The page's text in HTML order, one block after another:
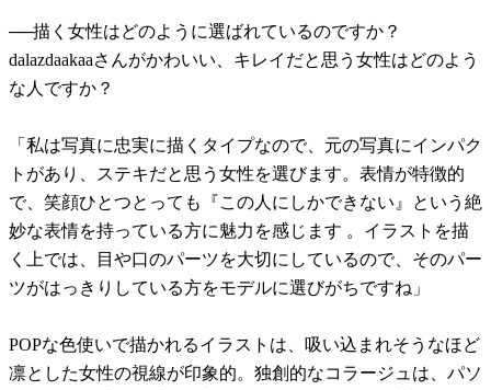
──描く女性はどのように選ばれているのですか？
dalazdaakaaさんがかわいい、キレイだと思う女性はどのよう
な人ですか？
「私は写真に忠実に描くタイプなので、元の写真にインパク
トがあり、ステキだと思う女性を選びます。表情が特徴的
で、笑顔ひとつとっても『この人にしかできない』という絶
妙な表情を持っている方に魅力を感じます 。イラストを描
く上では、目や口のパーツを大切にしているので、そのパー
ツがはっきりしている方をモデルに選びがちですね」
POPな色使いで描かれるイラストは、吸い込まれそうなほど
凛とした女性の視線が印象的。独創的なコラージュは、パソ